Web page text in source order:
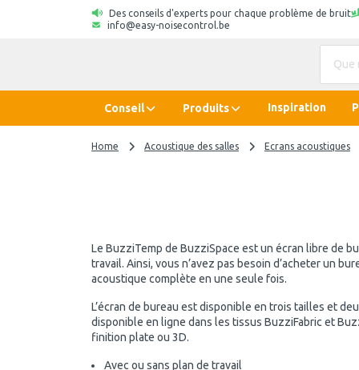
Des conseils d'experts pour chaque problème de bruit
info@easy-noisecontrol.be
Conseil Produits Inspiration
Home Acoustique des salles Ecrans acoustiques
Le BuzziTemp de BuzziSpace est un écran libre de
travail. Ainsi, vous n’avez pas besoin d’acheter un
acoustique complète en une seule fois.
L’écran de bureau est disponible en trois tailles et
disponible en ligne dans les tissus BuzziFabric et
finition plate ou 3D.
Avec ou sans plan de travail